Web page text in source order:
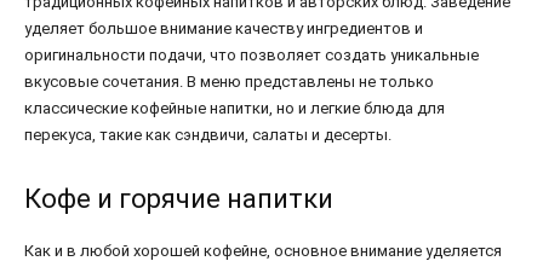
уделяет большое внимание качеству ингредиентов и
оригинальности подачи, что позволяет создать уникальные
вкусовые сочетания. В меню представлены не только
классические кофейные напитки, но и легкие блюда для
перекуса, такие как сэндвичи, салаты и десерты.
Кофе и горячие напитки
Как и в любой хорошей кофейне, основное внимание уделяется